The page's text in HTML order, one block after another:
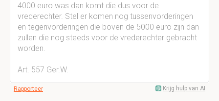
4000 euro was dan komt die dus voor de
vrederechter. Stel er komen nog tussenvorderingen
en tegenvorderingen die boven de 5000 euro zijn dan
zullen die nog steeds voor de vrederechter gebracht
worden.
Art. 557 Ger.W.
Rapporteer Krijg hulp van AI